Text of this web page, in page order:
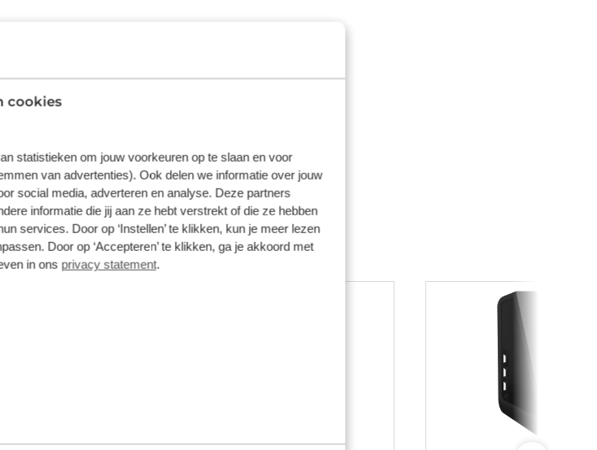
cookies
statistieken om jouw voorkeuren op te slaan en voor
van advertenties). Ook delen we informatie over jouw
social media, adverteren en analyse. Deze partners
informatie die jij aan ze hebt verstrekt of die ze hebben
services. Door op ‘Instellen’ te klikken, kun je meer lezen
Door op ‘Accepteren’ te klikken, ga je akkoord met
in ons privacy statement.
daadwerkelijke
onze